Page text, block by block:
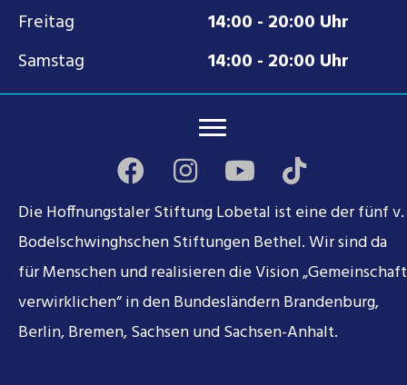
Freitag
14:00 - 20:00 Uhr
Samstag
14:00 - 20:00 Uhr
Die Hoffnungstaler Stiftung Lobetal ist eine der fünf v.
Bodelschwinghschen Stiftungen Bethel. Wir sind da
für Menschen und realisieren die Vision „Gemeinschaft
verwirklichen“ in den Bundesländern Brandenburg,
Berlin, Bremen, Sachsen und Sachsen-Anhalt.